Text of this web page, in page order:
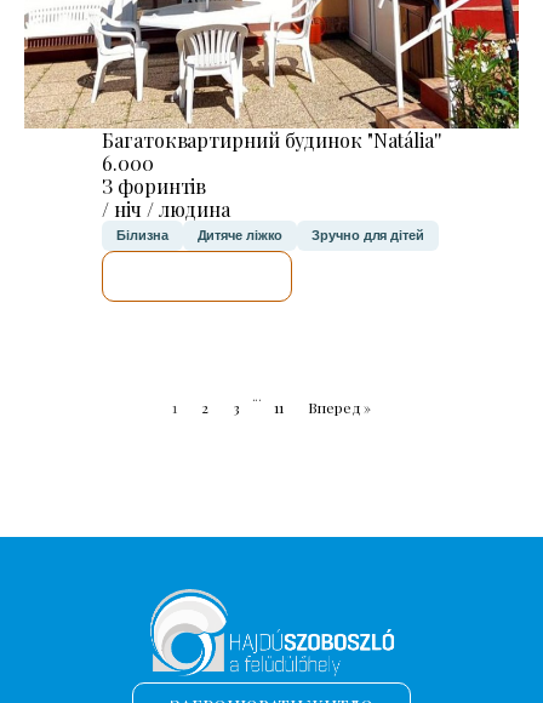
Багатоквартирний будинок "Natália''
6.000
З форинтів
/ ніч / людина
Білизна Дитяче ліжко Зручно для дітей
1 2 3
...
11 Вперед »